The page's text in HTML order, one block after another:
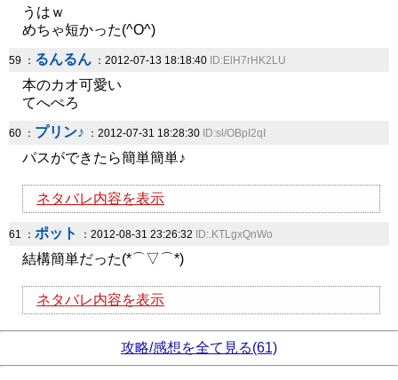
うはｗ
めちゃ短かった(^O^)
59 ： るんるん ：2012-07-13 18:18:40 ID:ElH7rHK2LU
本のカオ可愛い
てへぺろ
60 ： プリン♪ ：2012-07-31 18:28:30 ID:sl/OBpI2qI
パスができたら簡単簡単♪
ネタバレ内容を表示
61 ： ポット ：2012-08-31 23:26:32 ID:.KTLgxQnWo
結構簡単だった(*⌒▽⌒*)
ネタバレ内容を表示
攻略/感想を全て見る(61)